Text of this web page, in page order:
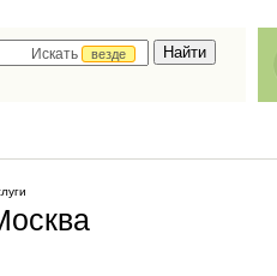
Искать
везде